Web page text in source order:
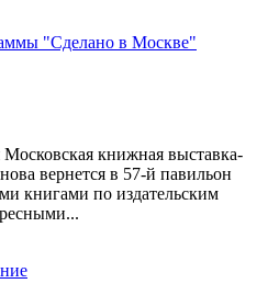
"Сделано в Москве"
Московская книжная выставка-
вернется в 57-й павильон
книгами по издательским